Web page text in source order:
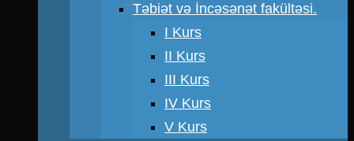
Təbiət və İncəsənət fakültəsi.
I Kurs
II Kurs
III Kurs
IV Kurs
V Kurs